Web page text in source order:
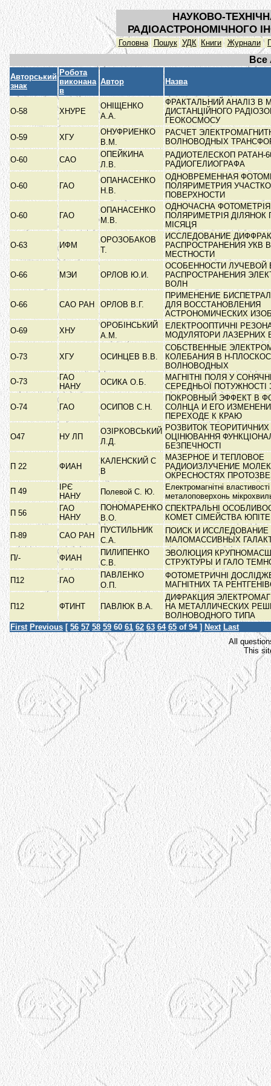
НАУКОВО-
РАДІОАСТРОНОМІЧНОГО
Головна Пошук УДК Книги Журнали
Все
Авторський
знак
Робота
виконана
в
Автор Назва
О-58 ХНУРЕ
ОНІЩЕНКО
А.А.
ФРАКТАЛЬНИЙ АНАЛІЗ В
ДИСТАНЦІЙНОГО
ГЕОКОСМОСУ
О-59
ХГУ
ОНУФРИЕНКО
В.М.
РАСЧЕТ
ВОЛНОВОДНЫХ
О-60
САО
ОПЕЙКИНА
Л.В.
РАДИОТЕЛЕСКОП РАТАН-
РАДИОГЕЛИОГРАФА
О-60 ГАО
ОПАНАСЕНКО
Н.В.
ОДНОВРЕМЕННАЯ
ПОЛЯРИМЕТРИЯ
ПОВЕРХНОСТИ
О-60 ГАО
ОПАНАСЕНКО
М.В.
ОДНОЧАСНА
ПОЛЯРИМЕТРІЯ ДІЛЯНОК
МІСЯЦЯ
О-63 ИФМ
ОРОЗОБАКОВ
Т.
ИССЛЕДОВАНИЕ
РАСПРОСТРАНЕНИЯ УКВ
МЕСТНОСТИ
О-66 МЭИ ОРЛОВ Ю.И.
ОСОБЕННОСТИ ЛУЧЕВОЙ
РАСПРОСТРАНЕНИЯ
ВОЛН
О-66 САО РАН ОРЛОВ В.Г.
ПРИМЕНЕНИЕ
ДЛЯ ВОССТАНОВЛЕНИЯ
АСТРОНОМИЧЕСКИХ
О-69
ХНУ
ОРОБІНСЬКИЙ
А.М.
ЕЛЕКТРООПТИЧНІ
МОДУЛЯТОРИ ЛАЗЕРНИХ
О-73 ХГУ ОСИНЦЕВ В.В.
СОБСТВЕННЫЕ
КОЛЕБАНИЯ В Н-
ВОЛНОВОДНЫХ
О-73
ГАО
НАНУ
ОСИКА О.Б.
МАГНІТНІ ПОЛЯ У
СЕРЕДНЬОЇ
О-74 ГАО ОСИПОВ С.Н.
ПОКРОВНЫЙ ЭФФЕКТ В
СОЛНЦА И ЕГО
ПЕРЕХОДЕ К КРАЮ
О47 НУ ЛП
ОЗІРКОВСЬКИЙ
Л.Д.
РОЗВИТОК
ОЦІНЮВАННЯ
БЕЗПЕЧНОСТІ
П 22 ФИАН
КАЛЕНСКИЙ С
В
МАЗЕРНОЕ И ТЕПЛОВОЕ
РАДИОИЗЛУЧЕНИЕ
ОКРЕСНОСТЯХ
П 49
ІРЄ
НАНУ
Полевой С. Ю.
Електромагнітні
металоповерхонь
П 56
ГАО
НАНУ
ПОНОМАРЕНКО
В.О.
СПЕКТРАЛЬНІ
КОМЕТ СІМЕЙСТВА
П-89
САО РАН
ПУСТИЛЬНИК
С.А.
ПОИСК И
МАЛОМАССИВНЫХ
П/-
ФИАН
ПИЛИПЕНКО
С.В.
ЭВОЛЮЦИЯ
СТРУКТУРЫ И ГАЛО
П12
ГАО
ПАВЛЕНКО
О.П.
ФОТОМЕТРИЧНІ
МАГНІТНИХ ТА
П12 ФТИНТ ПАВЛЮК В.А.
ДИФРАКЦИЯ
НА МЕТАЛЛИЧЕСКИХ
ВОЛНОВОДНОГО ТИПА
First Previous [ 56 57 58 59 60 61 62 63 64 65 of 94 ] Next Last
All
This